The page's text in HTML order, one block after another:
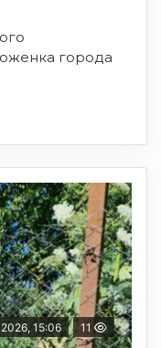
города
15:06 11